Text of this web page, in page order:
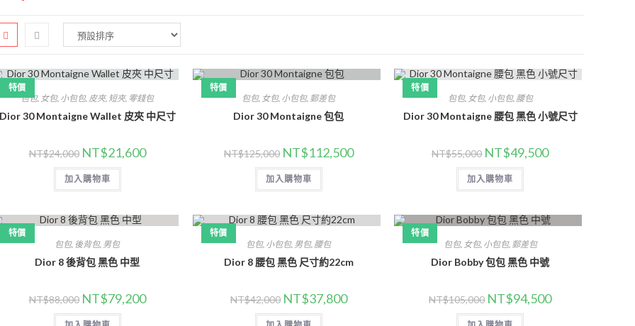
特價
包包, 女包, 小包包, 皮夾, 短夾, 零錢包
30 Montaigne Wallet 皮夾 中尺寸
NT$24,000 NT$21,600
加入購物車
特價
包包, 女包, 小包包, 郵差包
Dior 30 Montaigne 包包
NT$125,000 NT$112,500
加入購物車
特價
包包, 女包, 小包包,腰包
Dior 30 Montaigne 腰包 黑色 小號尺寸
NT$55,000 NT$49,500
加入購物車
特價
包包, 後背包, 男包
Dior 8 後背包 黑色 中型
NT$88,000 NT$79,200
特價
包包, 小包包, 男包, 腰包
Dior 8 腰包 黑色 尺寸約22cm
NT$42,000 NT$37,800
特價
包包, 女包, 小包包, 郵差包
Dior Bobby 包包 黑色 中號
NT$105,000 NT$94,500